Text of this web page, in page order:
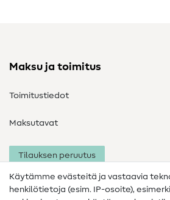
Maksu ja toimitus
Toimitustiedot
Maksutavat
Tilauksen peruutus
Käytämme evästeitä ja vastaavia
henkilötietoja (esim. IP-osoite),